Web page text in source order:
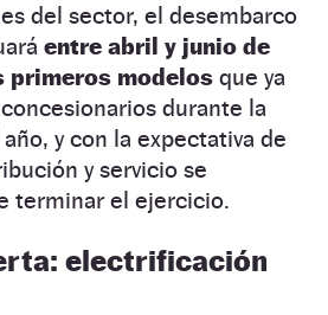
del sector, el desembarco
entre abril y junio de
primeros modelos que ya
durante la
y con la expectativa de
y servicio se
terminar el ejercicio.
electrificación